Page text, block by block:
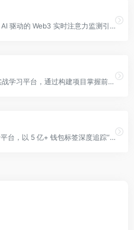
Chainbase TOPS 是一款由 AI 驱动的 Web3 实时注意力监测引擎，通过分析全链数据与社交信号，帮助用户捕捉加密市场的下一个热门趋势与叙事。
面向开发者的 Web3 与 AI 实战学习平台，通过构建项目掌握前沿技术。
顶级 AI 驱动的链上数据分析平台，以 5 亿+ 钱包标签深度追踪“聪明钱（Smart Money）”动态。